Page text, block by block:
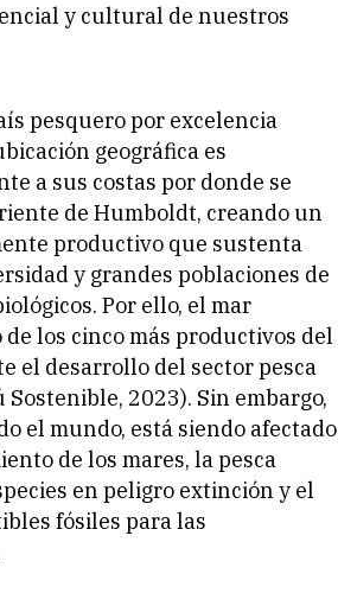
y cultural de nuestros
pesquero por excelencia
geográfica es
a sus costas por donde se
de Humboldt, creando un
productivo que sustenta
y grandes poblaciones de
Por ello, el mar
los cinco más productivos del
el desarrollo del sector pesca
Sostenible, 2023). Sin embargo,
el mundo, está siendo afectado
de los mares, la pesca
en peligro extinción y el
fósiles para las